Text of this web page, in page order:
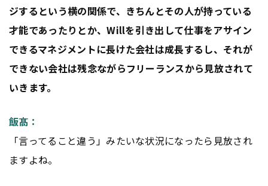
ジするという横の関係で、きちんとその人が持っている
才能であったりとか、Willを引き出して仕事をアサイン
できるマネジメントに長けた会社は成長するし、それが
できない会社は残念ながらフリーランスから見放されて
いきます。
飯髙：
「言ってること違う」みたいな状況になったら見放され
ますよね。